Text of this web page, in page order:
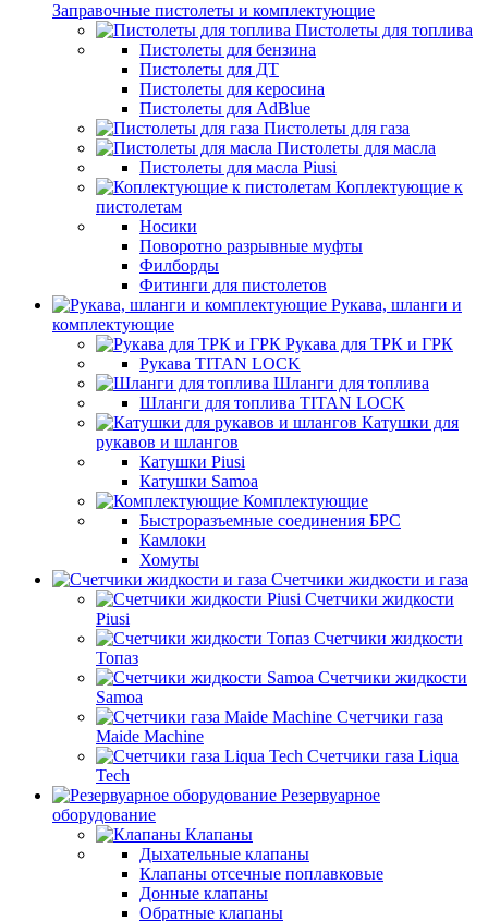
Заправочные пистолеты и комплектующие
Пистолеты для топлива
Пистолеты для бензина
Пистолеты для ДТ
Пистолеты для керосина
Пистолеты для AdBlue
Пистолеты для газа
Пистолеты для масла
Пистолеты для масла Piusi
Коплектующие к
пистолетам
Носики
Поворотно разрывные муфты
Филборды
Фитинги для пистолетов
Рукава, шланги и
комплектующие
Рукава для ТРК и ГРК
Рукава TITAN LOCK
Шланги для топлива
Шланги для топлива TITAN LOCK
Катушки для
рукавов и шлангов
Катушки Piusi
Катушки Samoa
Комплектующие
Быстроразъемные соединения БРС
Камлоки
Хомуты
Счетчики жидкости и газа
Счетчики жидкости
Piusi
Счетчики жидкости
Топаз
Счетчики жидкости
Samoa
Счетчики газа
Maide Machine
Счетчики газа Liqua
Tech
Резервуарное
оборудование
Клапаны
Дыхательные клапаны
Клапаны отсечные поплавковые
Донные клапаны
Обратные клапаны